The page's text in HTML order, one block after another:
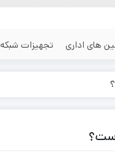
های اداری تجهیزات شبکه